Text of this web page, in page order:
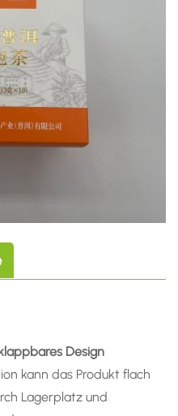
Design
kann das Produkt flach
Lagerplatz und